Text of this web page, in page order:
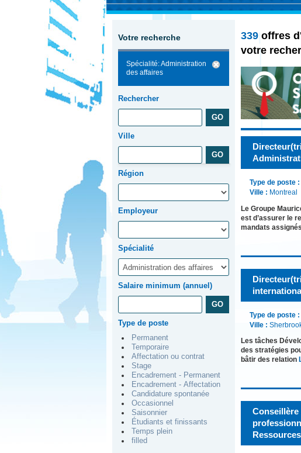
Votre recherche
Spécialité: Administration
des affaires
Rechercher
Ville
Région
Employeur
Spécialité
Salaire minimum (annuel)
Type de poste
Permanent
Temporaire
Affectation ou contrat
Stage
Encadrement - Permanent
Encadrement - Affectation
Candidature spontanée
Occasionnel
Saisonnier
Étudiants et finissants
Temps plein
filled
339 offres
votre
Type de poste :
Ville : Montreal
Le Groupe
est d’assurer le
mandats
Type de poste :
Ville :
Les tâches
des stratégies
bâtir des relation